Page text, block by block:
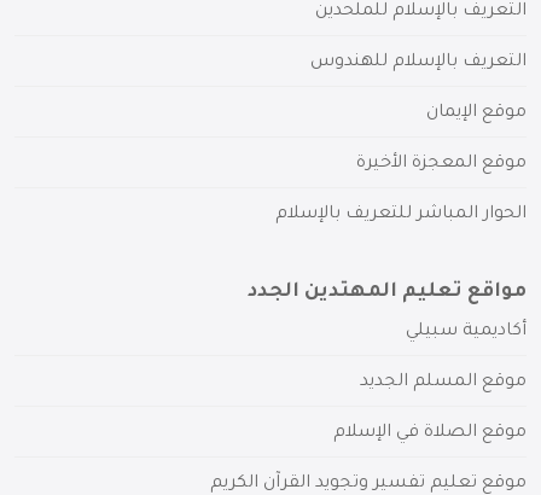
التعريف بالإسلام للملحدين
التعريف بالإسلام للهندوس
موقع الإيمان
موقع المعجزة الأخيرة
الحوار المباشر للتعريف بالإسلام
مواقع تعليم المهتدين الجدد
أكاديمية سبيلي
موقع المسلم الجديد
موقع الصلاة في الإسلام
موقع تعليم تفسير وتجويد القرآن الكريم